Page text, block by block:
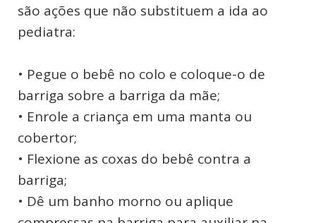
são ações que não substituem a ida ao
pediatra:
• Pegue o bebê no colo e coloque-o de
barriga sobre a barriga da mãe;
• Enrole a criança em uma manta ou
cobertor;
• Flexione as coxas do bebê contra a
barriga;
• Dê um banho morno ou aplique